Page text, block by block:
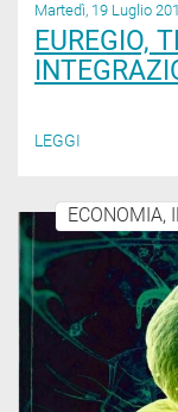
Martedì, 19 Luglio
EUREGIO,
LEGGI
ECONOMIA,